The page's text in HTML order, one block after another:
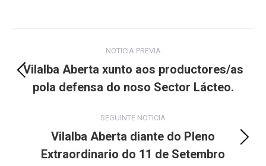
navigation
NOTICIA PREVIA
Previous
post:
Vilalba Aberta xunto aos productores/as
pola defensa do noso Sector Lácteo.
SEGUINTE NOTICIA
Next
post:
Vilalba Aberta diante do Pleno
Extraordinario do 11 de Setembro